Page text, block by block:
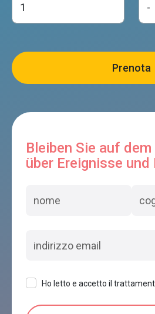
Bleiben Sie auf
über Ereignisse und
Ho letto e accetto il